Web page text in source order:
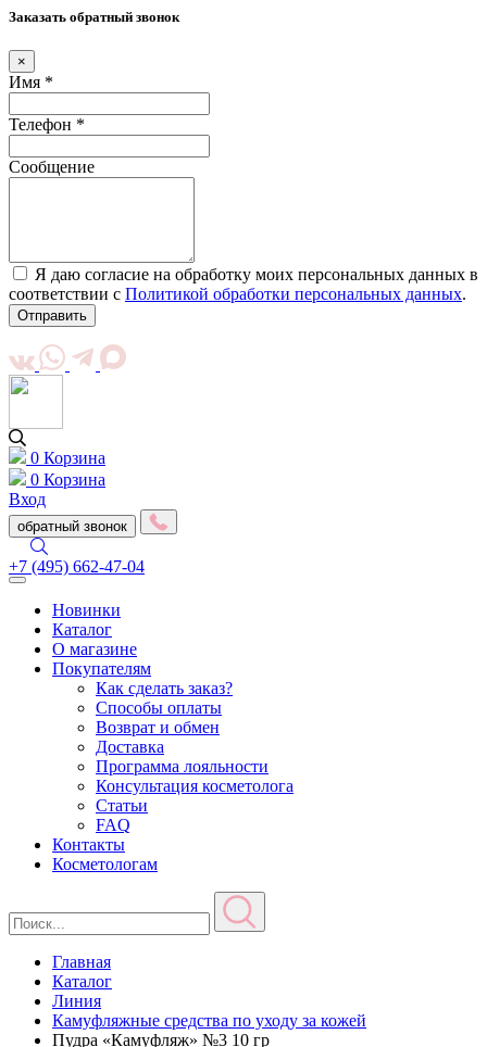
Заказать обратный звонок
×
Имя *
Телефон *
Сообщение
Я даю согласие на обработку моих персональных данных в
соответствии с Политикой обработки персональных данных.
Отправить
0 Корзина
0 Корзина
Вход
обратный звонок
+7 (495) 662-47-04
Toggle
navigationНовинки
Каталог
О магазине
Покупателям
Как сделать заказ?
Способы оплаты
Возврат и обмен
Доставка
Программа лояльности
Консультация косметолога
Статьи
FAQ
Контакты
Косметологам
Главная
Каталог
Линия
Кaмуфляжные средства по уходу за кожей
Пудра «Камуфляж» №3 10 гр